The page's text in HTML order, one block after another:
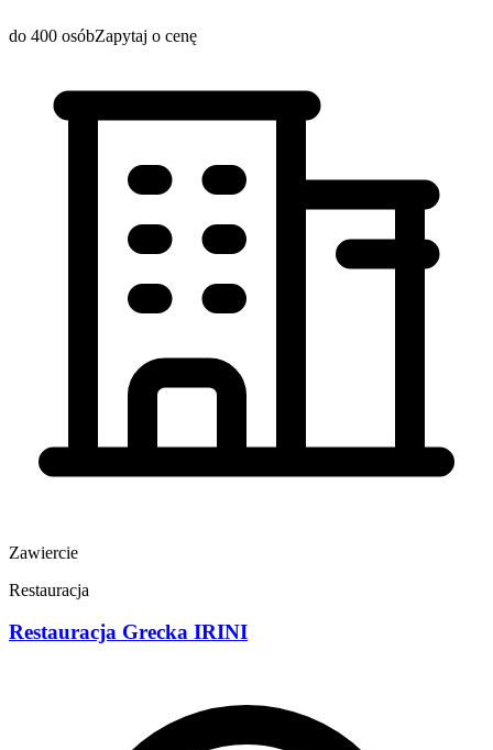
do 400 osóbZapytaj o cenę
Zawiercie
Restauracja
Restauracja Grecka IRINI